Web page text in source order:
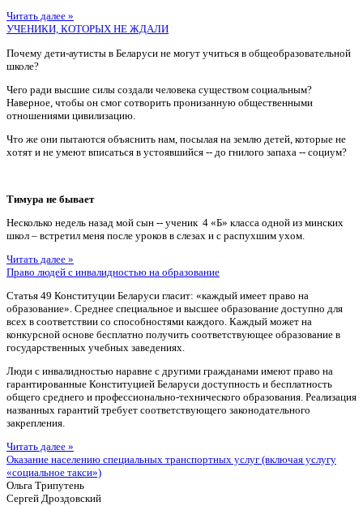
Читать далее »
УЧЕНИКИ, КОТОРЫХ НЕ ЖДАЛИ
Почему дети-аутисты в Беларуси не могут учиться в общеобразовательной
школе?
Чего ради высшие силы создали человека существом социальным?
Наверное, чтобы он смог сотворить пронизанную общественными
отношениями цивилизацию.
Что же они пытаются объяснить нам, посылая на землю детей, которые не
хотят и не умеют вписаться в устоявшийся -- до гнилого запаха -- социум?
Тимура не бывает
Несколько недель назад мой сын -- ученик 4 «Б» класса одной из минских
школ – встретил меня после уроков в слезах и с распухшим ухом.
Читать далее »
Право людей с инвалидностью на образование
Статья 49 Конституции Беларуси гласит: «каждый имеет право на
образование». Среднее специальное и высшее образование доступно для
всех в соответствии со способностями каждого. Каждый может на
конкурсной основе бесплатно получить соответствующее образование в
государственных учебных заведениях.
Люди с инвалидностью наравне с другими гражданами имеют право на
гарантированные Конституцией Беларуси доступность и бесплатность
общего среднего и профессионально-технического образования. Реализация
названных гарантий требует соответствующего законодательного
закрепления.
Читать далее »
Оказание населению специальных транспортных услуг (включая услугу
«социальное такси»)
Ольга Трипутень
Сергей Дроздовский